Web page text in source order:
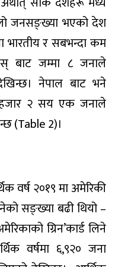
जनसङ्ख्या भएको देश
भारतीय र सबभन्दा कम
बाट जम्मा ८ जनाले
नेपाल बाट भने
हजार २ सय एक जनाले
(Table 2)।
वर्ष २०१९ मा अमेरिकी
सङ्ख्या बढी थियो –
ग्रिन’कार्ड लिने
वर्षमा ६,९२० जना